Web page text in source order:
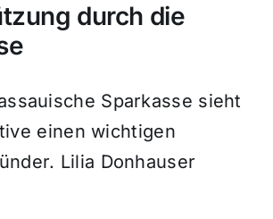
durch die
Sparkasse sieht
einen wichtigen
Lilia Donhauser